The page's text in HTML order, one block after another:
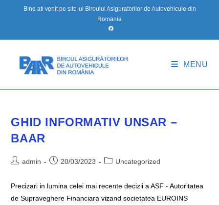
Bine ati venit pe site-ul Biroului Asiguratorilor de Autovehicule din
Romania
MENU
GHID INFORMATIV UNSAR –
BAAR
Postadmin
Post20/03/2023
PostUncategorized
Precizari in lumina celei mai recente decizii a ASF - Autoritatea
de Supraveghere Financiara vizand societatea EUROINS